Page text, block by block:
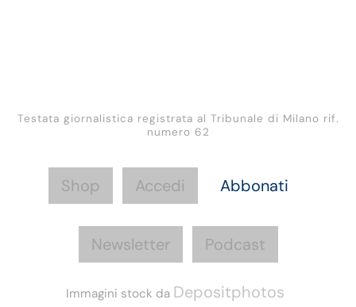
Testata giornalistica registrata al Tribunale di Milano rif.
numero 62
Shop Accedi Abbonati
Newsletter Podcast
Immagini stock da Depositphotos